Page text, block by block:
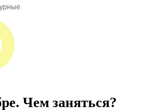
Чем заняться?